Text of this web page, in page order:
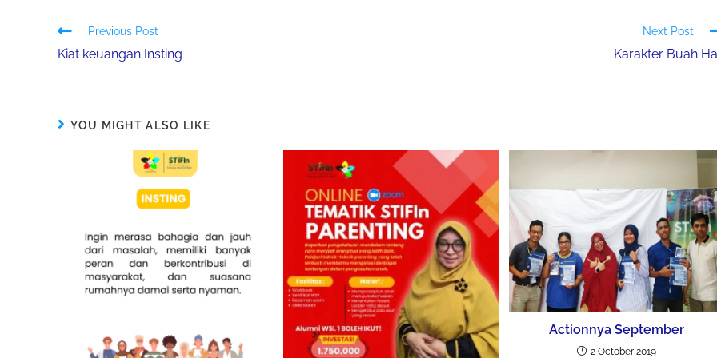
Previous Post
Kiat keuangan Insting
Next Post
Karakter Buah
YOU MIGHT ALSO LIKE
Actionnya September
2 October 2019